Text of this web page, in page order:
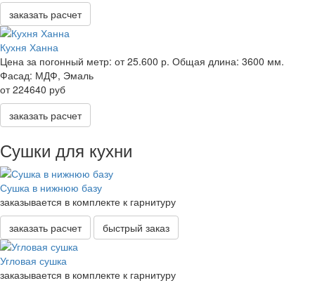
заказать расчет
Кухня Ханна
Цена за погонный метр: от 25.600 р. Общая длина: 3600 мм.
Фасад: МДФ, Эмаль
от 224640 руб
заказать расчет
Сушки для кухни
Сушка в нижнюю базу
заказывается в комплекте к гарнитуру
заказать расчет
быстрый заказ
Угловая сушка
заказывается в комплекте к гарнитуру